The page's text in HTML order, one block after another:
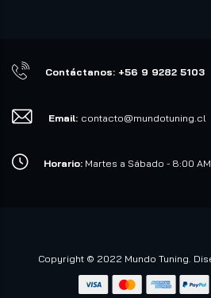
Contáctanos: +56 9 9282 5103
Email: contacto@mundotuning.cl
Horario: Martes a Sábado - 8:00
Copyright © 2022 Mundo Tuning.